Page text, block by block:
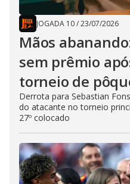
JOGADA 10/23/07/2026
Mãos
sem prêmio
torneio de
Derrota para Sebastian
do atacante no torneio
27º colocado